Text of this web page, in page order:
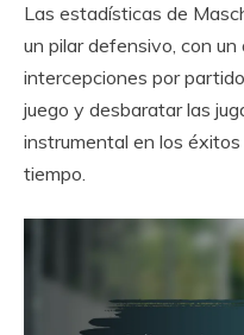
Las estadísticas de
un pilar defensivo, con
intercepciones por
juego y desbaratar las
instrumental en los
tiempo.